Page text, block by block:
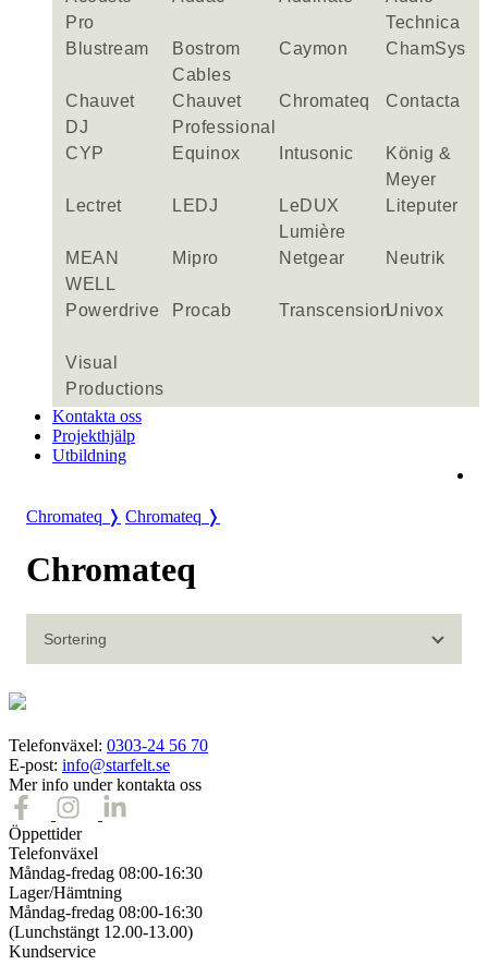
Pro
Technica
Blustream
Bostrom
Cables
Caymon ChamSys
Chauvet
DJ
Chauvet
Professional
Chromateq Contacta
CYP Equinox Intusonic
König &
Meyer
Lectret
LEDJ
LeDUX
Lumière
Liteputer
MEAN
WELL
Mipro Netgear Neutrik
Powerdrive Procab TranscensionUnivox
Visual
Productions
Kontakta oss
Projekthjälp
Utbildning
Chromateq ❭ Chromateq ❭
Chromateq
Sortering
Telefonväxel: 0303-24 56 70
E-post: info@starfelt.se
Mer info under kontakta oss
Öppettider
Telefonväxel
Måndag-fredag 08:00-16:30
Lager/Hämtning
Måndag-fredag 08:00-16:30
(Lunchstängt 12.00-13.00)
Kundservice